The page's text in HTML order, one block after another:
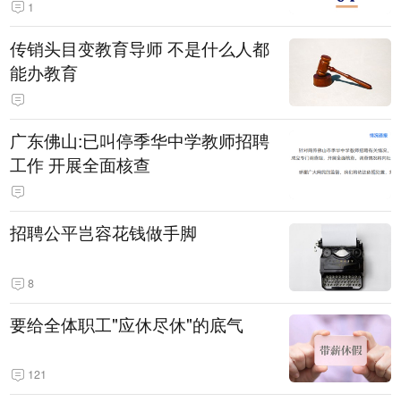
1
传销头目变教育导师 不是什么人都
能办教育
广东佛山:已叫停季华中学教师招聘
工作 开展全面核查
招聘公平岂容花钱做手脚
8
要给全体职工"应休尽休"的底气
121